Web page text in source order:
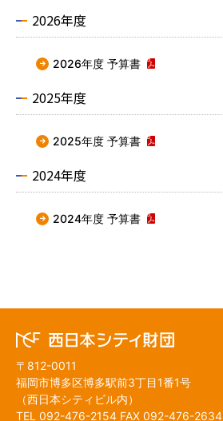
2026年度
2026年度 予算書
2025年度
2025年度 予算書
2024年度
2024年度 予算書
〒812-0011
福岡市博多区博多駅前3丁目1番1号
（西日本シティビル内）
TEL 092-476-2154 FAX 092-476-2634